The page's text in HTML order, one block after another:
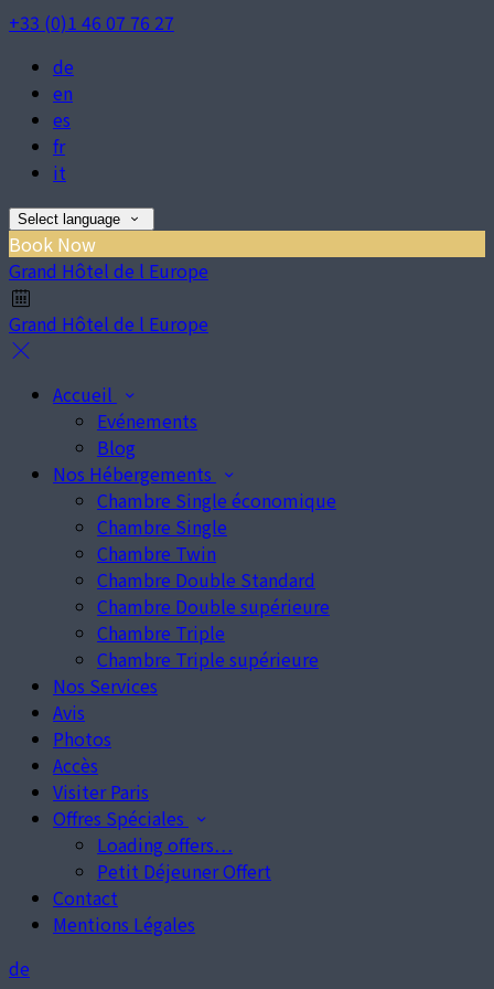
+33 (0)1 46 07 76 27
de
en
es
fr
it
Select language
Book Now
Grand Hôtel de l Europe
Grand Hôtel de l Europe
Accueil
Evénements
Blog
Nos Hébergements
Chambre Single économique
Chambre Single
Chambre Twin
Chambre Double Standard
Chambre Double supérieure
Chambre Triple
Chambre Triple supérieure
Nos Services
Avis
Photos
Accès
Visiter Paris
Offres Spéciales
Loading offers…
Petit Déjeuner Offert
Contact
Mentions Légales
de